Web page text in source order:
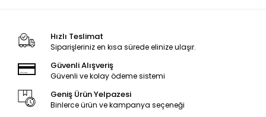
Hızlı Teslimat
Siparişleriniz en kısa sürede elinize ulaşır.
Güvenli Alışveriş
Güvenli ve kolay ödeme sistemi
Geniş Ürün Yelpazesi
Binlerce ürün ve kampanya seçeneği